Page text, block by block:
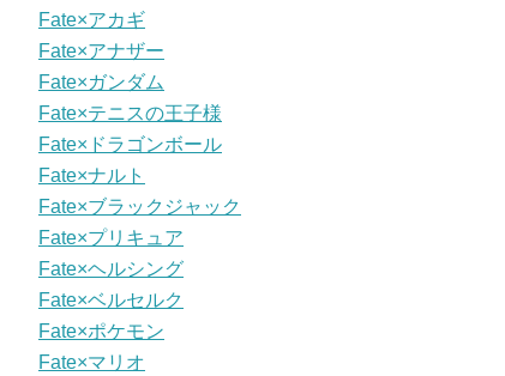
Fate×アカギ
Fate×アナザー
Fate×ガンダム
Fate×テニスの王子様
Fate×ドラゴンボール
Fate×ナルト
Fate×ブラックジャック
Fate×プリキュア
Fate×ヘルシング
Fate×ベルセルク
Fate×ポケモン
Fate×マリオ